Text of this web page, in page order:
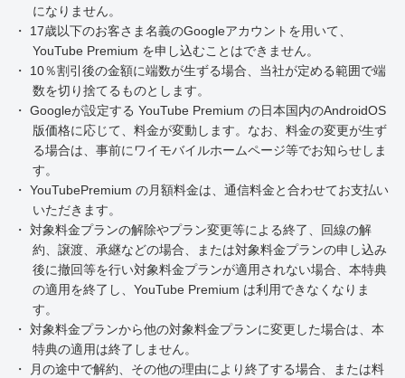
になりません。
・ 17歳以下のお客さま名義のGoogleアカウントを用いて、
YouTube Premium を申し込むことはできません。
・ 10％割引後の金額に端数が生ずる場合、当社が定める範囲で端
数を切り捨てるものとします。
・ Googleが設定する YouTube Premium の日本国内のAndroidOS
版価格に応じて、料金が変動します。なお、料金の変更が生ず
る場合は、事前にワイモバイルホームページ等でお知らせしま
す。
・ YouTubePremium の月額料金は、通信料金と合わせてお支払い
いただきます。
・ 対象料金プランの解除やプラン変更等による終了、回線の解
約、譲渡、承継などの場合、または対象料金プランの申し込み
後に撤回等を行い対象料金プランが適用されない場合、本特典
の適用を終了し、YouTube Premium は利用できなくなりま
す。
・ 対象料金プランから他の対象料金プランに変更した場合は、本
特典の適用は終了しません。
・ 月の途中で解約、その他の理由により終了する場合、または料